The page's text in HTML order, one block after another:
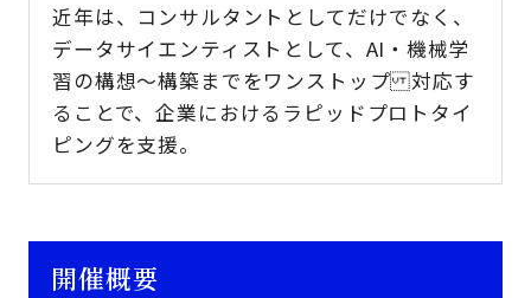
近年は、コンサルタントとしてだけでなく、
データサイエンティストとして、AI・機械学
習の構想～構築までをワンストップ 対応す
ることで、企業におけるラピッドプロトタイ
ピングを支援。
開催概要